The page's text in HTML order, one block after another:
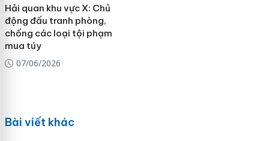
Hải quan khu vực X: Chủ
động đấu tranh phòng,
chống các loại tội phạm
mua túy
07/06/2026
Bài viết khác